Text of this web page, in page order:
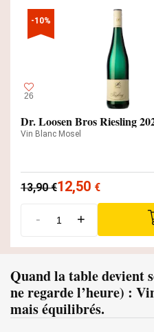
-10%
26
Dr. Loosen Bros Riesling
Vin Blanc Mosel
13,90€12,50 €
- +
Quand la table devient
ne regarde l’heure) :
mais équilibrés.